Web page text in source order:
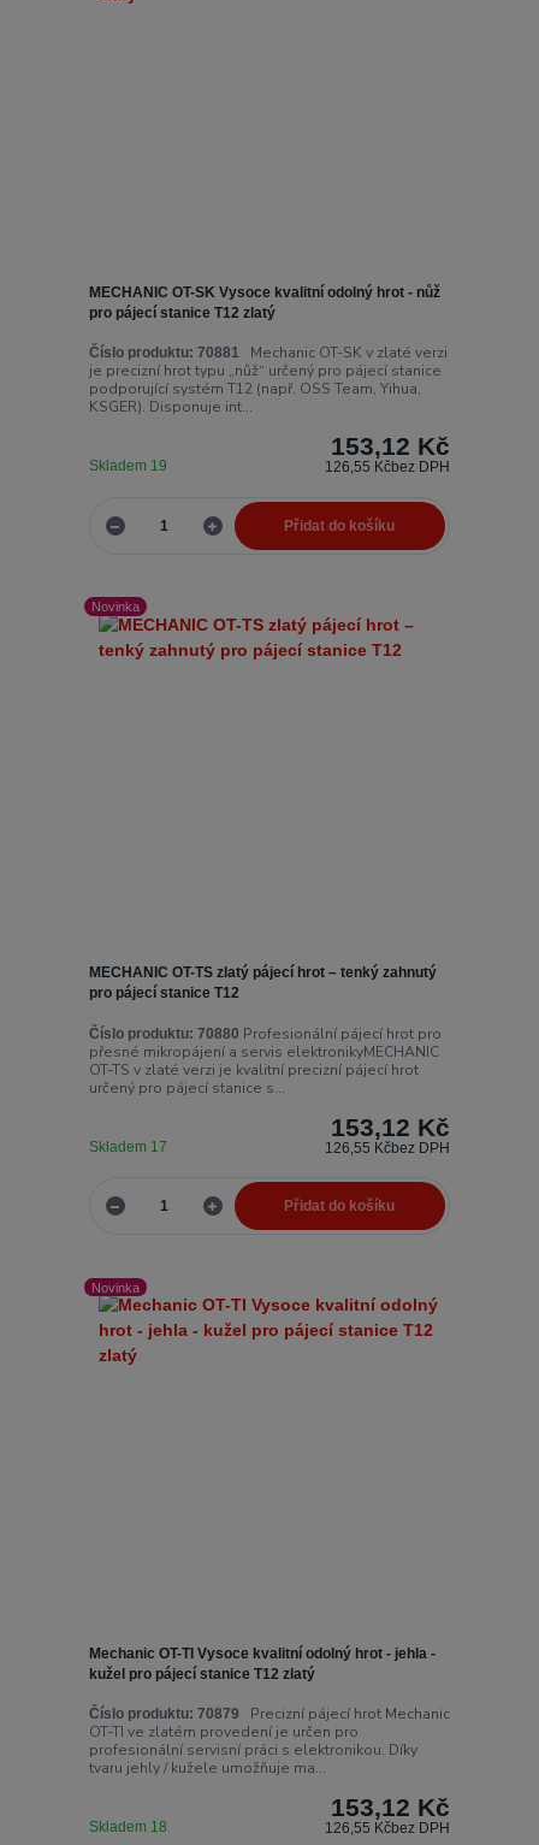
MECHANIC OT-SK Vysoce kvalitní odolný hrot - nůž
pro pájecí stanice T12 zlatý
Číslo produktu: 70881Mechanic OT-SK v zlaté verzi
je precizní hrot typu „nůž“ určený pro pájecí stanice
podporující systém T12 (např. OSS Team, Yihua,
KSGER). Disponuje int...
153,12 Kč
126,55 Kčbez DPH
Skladem 19
Přidat do košíku
Novinka
MECHANIC OT-TS zlatý pájecí hrot – tenký zahnutý
pro pájecí stanice T12
Číslo produktu: 70880 Profesionální pájecí hrot pro
přesné mikropájení a servis elektronikyMECHANIC
OT-TS v zlaté verzi je kvalitní precizní pájecí hrot
určený pro pájecí stanice s...
153,12 Kč
126,55 Kčbez DPH
Skladem 17
Přidat do košíku
Novinka
Mechanic OT-TI Vysoce kvalitní odolný hrot - jehla -
kužel pro pájecí stanice T12 zlatý
Číslo produktu: 70879
Precizní pájecí hrot Mechanic
OT-TI ve zlatém provedení je určen pro
profesionální servisní práci s elektronikou. Díky
tvaru jehly / kužele umožňuje ma...
153,12 Kč
126,55 Kčbez DPH
Skladem 18